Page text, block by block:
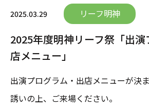
2025.03.29 リーフ明神
2025年度明神リーフ祭「出
店メニュー」
出演プログラム・出店メニューが決
誘いの上、ご来場ください。